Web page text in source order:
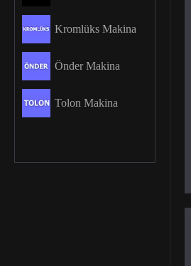
Kromlüks Makina
Önder Makina
Tolon Makina